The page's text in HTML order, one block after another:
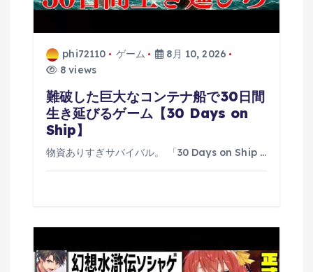
phi72110 ゲーム
8月 10, 2026
8 views
難破した巨大なコンテナ船で30日間
生き延びるゲーム【30 Days on
Ship】
物資ありすぎサバイバル。 「30 Days on Ship …